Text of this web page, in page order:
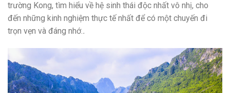
trường Kong, tìm hiểu về hệ sinh thái độc nhất vô nhị, cho
đến những kinh nghiệm thực tế nhất để có một chuyến đi
trọn vẹn và đáng nhớ..